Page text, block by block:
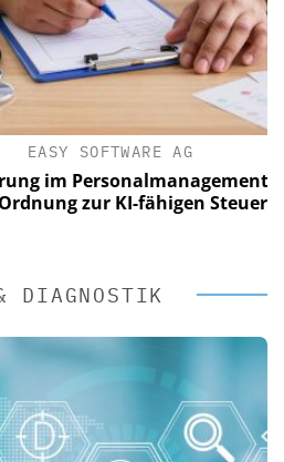
SOFTWARE AG
Personalmanagement: Von
zur KI-fähigen Steuerung
DIAGNOSTIK